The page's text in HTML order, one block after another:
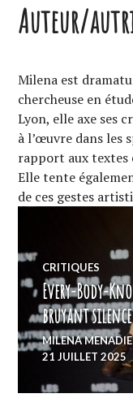
Auteur/
Milena est
chercheuse en
Lyon, elle axe ses
à l’œuvre dans les
rapport aux textes
Elle tente
de ces gestes
CRITIQUES
Every-Body-
bruyant
MILENA
21 JUILLET 2025